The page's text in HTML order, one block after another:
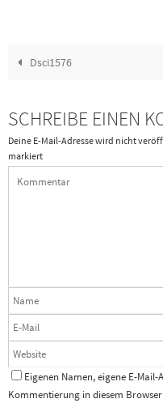
Dsci1576
SCHREIBE EINEN
Deine E-Mail-Adresse wird nicht
markiert
Eigenen Namen, eigene E-
Kommentierung in diesem